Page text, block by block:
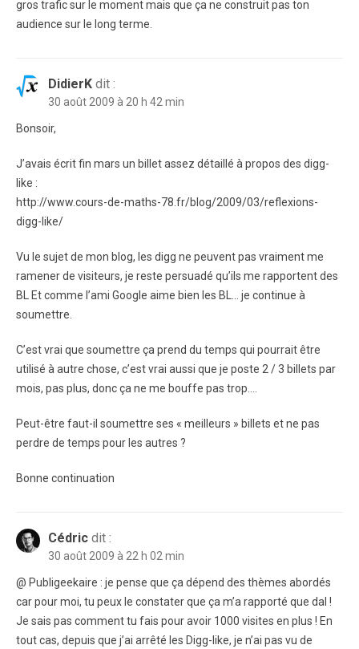
gros trafic sur le moment mais que ça ne construit pas ton
audience sur le long terme.
DidierK dit :
30 août 2009 à 20 h 42 min
Bonsoir,
J’avais écrit fin mars un billet assez détaillé à propos des digg-
like :
http://www.cours-de-maths-78.fr/blog/2009/03/reflexions-
digg-like/
Vu le sujet de mon blog, les digg ne peuvent pas vraiment me
ramener de visiteurs, je reste persuadé qu’ils me rapportent des
BL Et comme l’ami Google aime bien les BL… je continue à
soumettre.
C’est vrai que soumettre ça prend du temps qui pourrait être
utilisé à autre chose, c’est vrai aussi que je poste 2 / 3 billets par
mois, pas plus, donc ça ne me bouffe pas trop….
Peut-être faut-il soumettre ses « meilleurs » billets et ne pas
perdre de temps pour les autres ?
Bonne continuation
Cédric dit :
30 août 2009 à 22 h 02 min
@ Publigeekaire : je pense que ça dépend des thèmes abordés
car pour moi, tu peux le constater que ça m’a rapporté que dal !
Je sais pas comment tu fais pour avoir 1000 visites en plus ! En
tout cas, depuis que j’ai arrêté les Digg-like, je n’ai pas vu de